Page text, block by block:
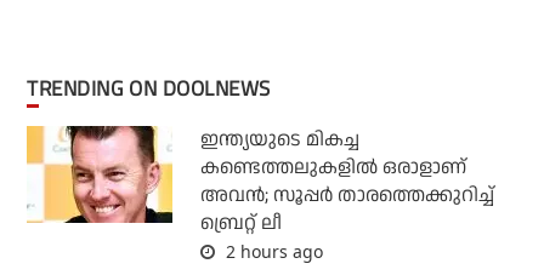
TRENDING ON DOOLNEWS
ഇന്ത്യയുടെ മികച്ച
കണ്ടെത്തലുകളില്‍ ഒരാളാണ്
അവന്‍; സൂപ്പര്‍ താരത്തെക്കുറിച്ച്
ബ്രെറ്റ് ലീ
2 hours ago